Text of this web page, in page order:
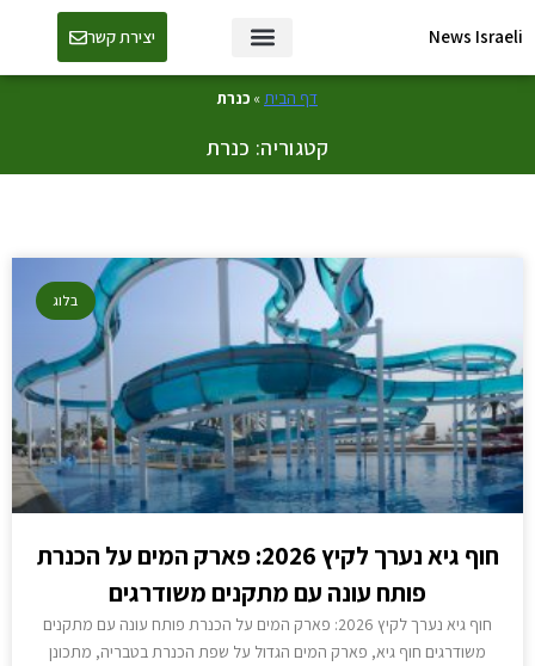
News Israeli יצירת קשר
דף הבית» כנרת
קטגוריה: כנרת
בלוג
חוף גיא נערך לקיץ 2026: פארק המים על הכנרת
פותח עונה עם מתקנים משודרגים
חוף גיא נערך לקיץ 2026: פארק המים על הכנרת פותח עונה עם מתקנים
משודרגים חוף גיא, פארק המים הגדול על שפת הכנרת בטבריה, מתכונן